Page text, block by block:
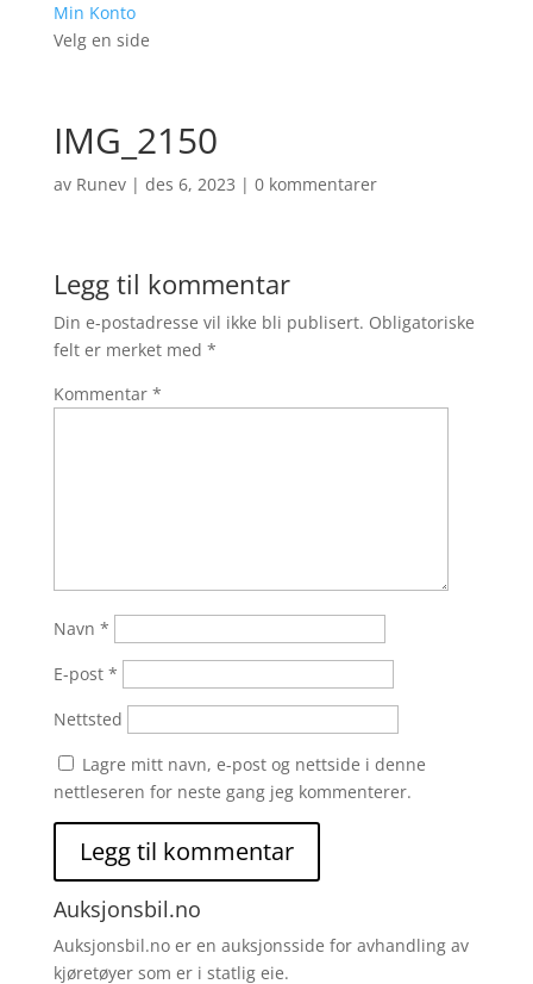
Min Konto
Velg en side
IMG_2150
av Runev| des 6, 2023 | 0 kommentarer
Legg til kommentar
Din e-postadresse vil ikke bli publisert. Obligatoriske
felt er merket med *
Kommentar *
Navn *
E-post *
Nettsted
Lagre mitt navn, e-post og nettside i denne
nettleseren for neste gang jeg kommenterer.
Auksjonsbil.no
Auksjonsbil.no er en auksjonsside for avhandling av
kjøretøyer som er i statlig eie.